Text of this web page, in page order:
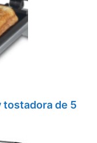
tostadora de 5